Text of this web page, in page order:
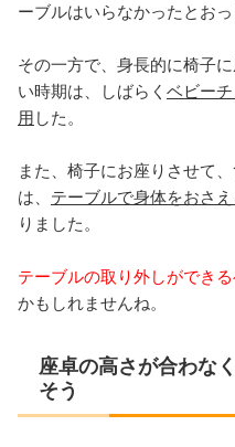
ーブルはいらなかったとおっ
その一方で、身長的に椅子
い時期は、しばらく ベビー
用 した。
また、椅子にお座りさせて
は、 テーブルで身体をおさ
りました。
テーブルの取り外しができ
かもしれませんね。
座卓の高さが合わな
そう